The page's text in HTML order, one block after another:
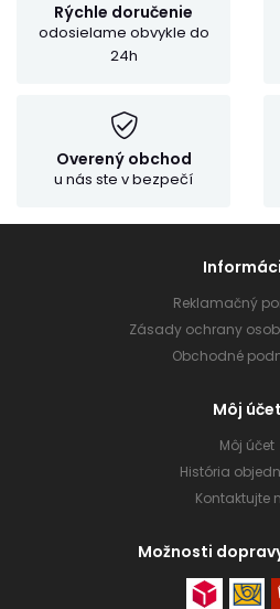
Rýchle doručenie
odosielame obvykle do
24h
Overený obchod
u nás ste v bezpečí
Reklamačný
Zásady ochrany
Obchodné
Môj účet
Môj účet
História
Kontaktujte
Možnosti